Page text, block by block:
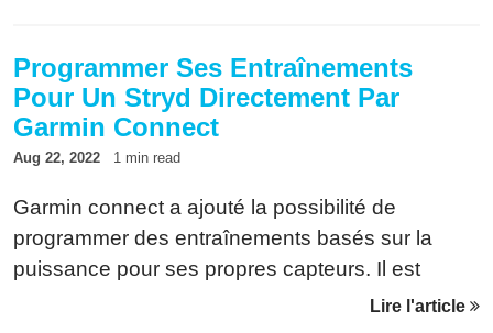
Programmer Ses Entraînements
Pour Un Stryd Directement Par
Garmin Connect
Aug 22, 2022 1 min read
Garmin connect a ajouté la possibilité de
programmer des entraînements basés sur la
puissance pour ses propres capteurs. Il est
néanmoins possible de les utiliser pour unLire l'article